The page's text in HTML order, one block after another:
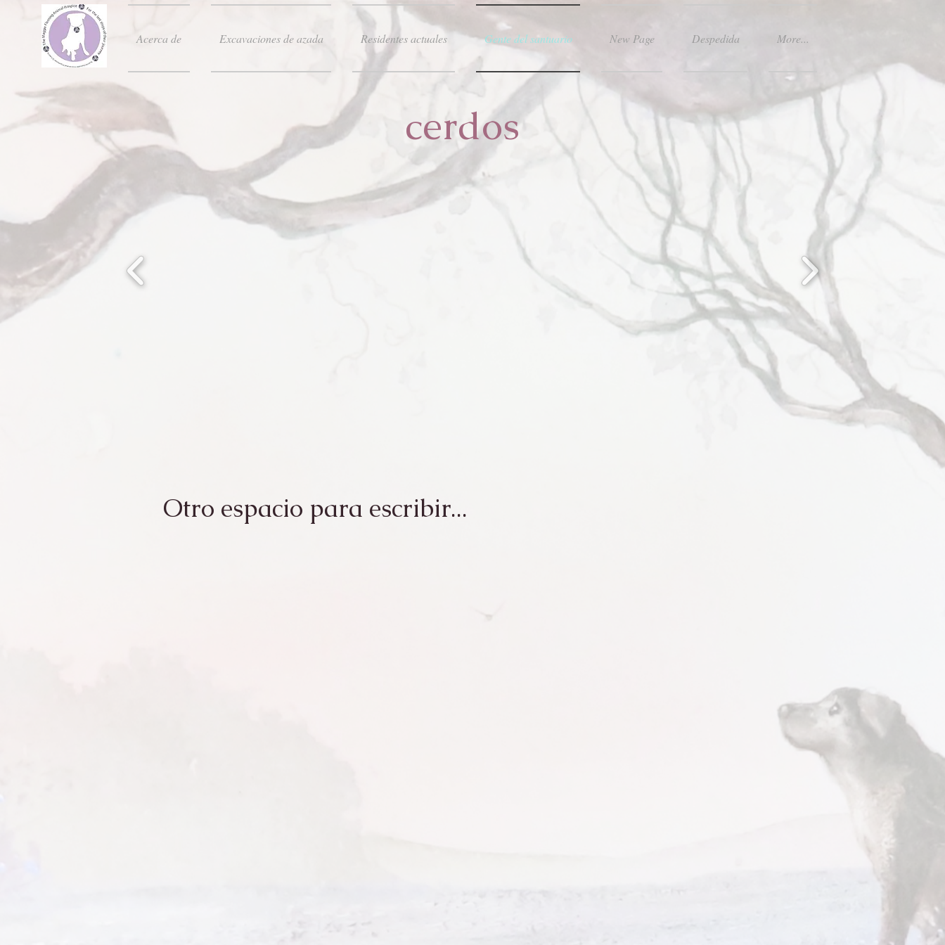
Acerca de Excavaciones de azada Residentes actuales Gente del santuario New Page Despedida More...
cerdos
Otro espacio para escribir...